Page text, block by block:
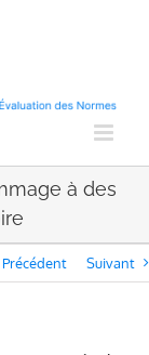
à des
Précédent Suivant